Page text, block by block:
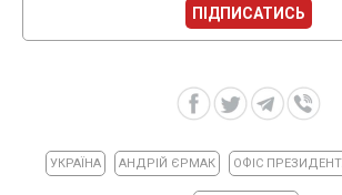
ПІДПИСАТИСЬ
УКРАЇНА АНДРІЙ ЄРМАК ОФІС